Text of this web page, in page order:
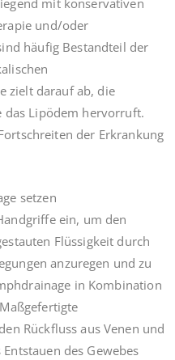
mit konservativen
und/oder
häufig Bestandteil der
zielt darauf ab, die
das Lipödem hervorruft.
der Erkrankung
setzen
ein, um den
Flüssigkeit durch
anzuregen und zu
in Kombination
Rückfluss aus Venen und
des Gewebes